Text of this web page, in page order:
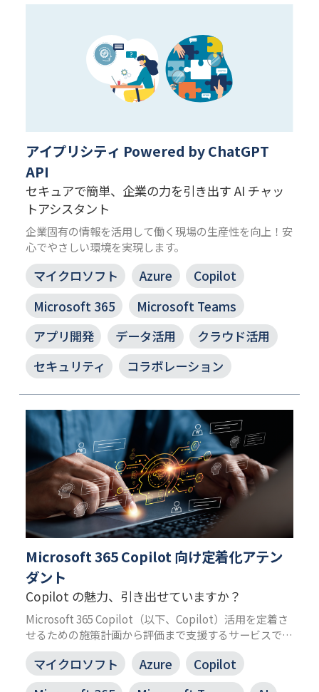
アイプリシティ Powered by ChatGPT
API
セキュアで簡単、企業の力を引き出す AI チャッ
トアシスタント
企業固有の情報を活用して働く現場の生産性を向上！安
心でやさしい環境を実現します。
マイクロソフト Azure
Copilot
Microsoft 365
Microsoft Teams
アプリ開発
データ活用
クラウド活用
セキュリティ
コラボレーション
Microsoft 365 Copilot 向け定着化アテン
ダント
Copilot の魅力、引き出せていますか？
Microsoft 365 Copilot（以下、Copilot）活用を定着さ
せるための施策計画から評価まで支援するサービスで
す。
利用者の生産性と創造性を高める Copilot の魅力を引き
出し、社内利用を促進します。
マイクロソフト Azure
Copilot